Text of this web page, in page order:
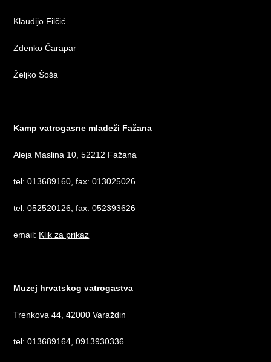
Klaudijo Filčić
Zdenko Čarapar
Željko Šoša
Kamp vatrogasne mladeži Fažana
Aleja Maslina 10, 52212 Fažana
tel: 013689160, fax: 013025026
tel: 052520126, fax: 052393626
email: Klik za prikaz
Muzej hrvatskog vatrogastva
Trenkova 44, 42000 Varaždin
tel: 013689164, 0913930336